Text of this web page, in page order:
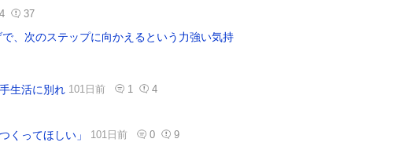
37
、次のステップに向かえるという力強い気持
生活に別れ 101日前 1 4
くってほしい」 101日前 0 9